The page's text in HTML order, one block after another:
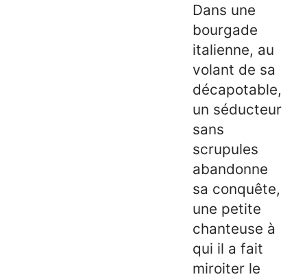
Dans une
bourgade
italienne, au
volant de sa
décapotable,
un séducteur
sans
scrupules
abandonne
sa conquête,
une petite
chanteuse à
qui il a fait
miroiter le